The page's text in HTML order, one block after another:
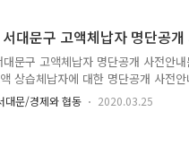
정량평가● 신청방법 : 서울청년포
더 자세한 내용은 아래 첨부된 모집
대문구 고액체납자 명단공
문구 고액체납자 명단공개 사전안
상습체납자에 대한 명단공개 사전
지방세 체납액 7명에 1억3백만원, 세
단공개 예고대상자는 2020년 1월 1일
대문/경제와 협동 2020.03.25